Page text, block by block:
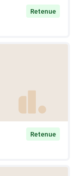
Retenue
Retenue